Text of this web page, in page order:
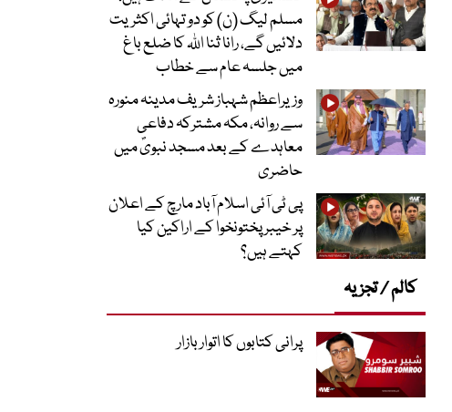
مسلم لیگ (ن) کو دو تہائی اکثریت
دلائیں گے، رانا ثنا اللہ کا ضلع باغ
میں جلسہ عام سے خطاب
وزیراعظم شہباز شریف مدینہ منورہ
سے روانہ، مکہ مشترکہ دفاعی
معاہدے کے بعد مسجد نبویؐ میں
حاضری
پی ٹی آئی اسلام آباد مارچ کے اعلان
پر خیبر پختونخوا کے اراکین کیا
کہتے ہیں؟
کالم / تجزیہ
پرانی کتابوں کا اتوار بازار